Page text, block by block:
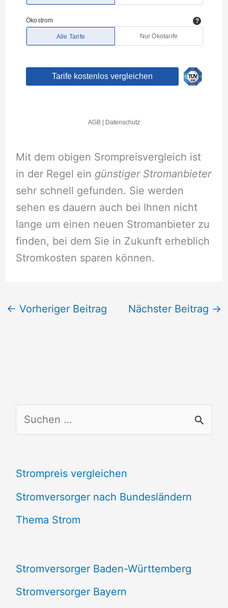
Mit dem obigen Srompreisvergleich ist
in der Regel ein günstiger Stromanbieter
sehr schnell gefunden. Sie werden
sehen es dauern auch bei Ihnen nicht
lange um einen neuen Stromanbieter zu
finden, bei dem Sie in Zukunft erheblich
Stromkosten sparen können.
← Vorheriger Beitrag Nächster Beitrag →
u
h
e
n
h
Strompreis vergleichen
Stromversorger nach Bundesländern
Thema Strom
Stromversorger Baden-Württemberg
Stromversorger Bayern